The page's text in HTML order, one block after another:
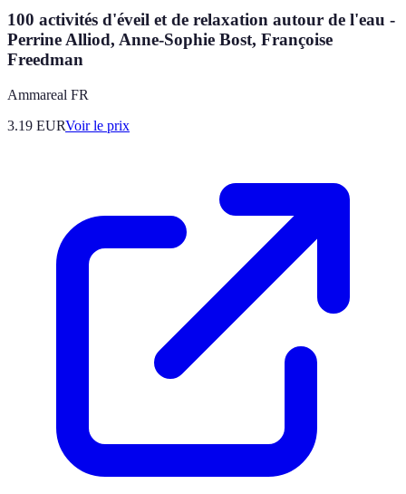
100 activités d'éveil et de relaxation autour de l'eau -
Perrine Alliod, Anne-Sophie Bost, Françoise
Freedman
Ammareal FR
3.19 EURVoir le prix